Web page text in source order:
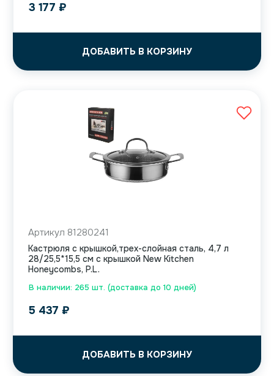
3 177 ₽
ДОБАВИТЬ В КОРЗИНУ
В наличии: 265 шт. (доставка до 10 дней)
Артикул 81280241
Кастрюля с крышкой,трех-слойная сталь, 4,7 л
28/25,5*15,5 см с крышкой New Kitchen
Honeycombs, P.L.
5 437 ₽
ДОБАВИТЬ В КОРЗИНУ